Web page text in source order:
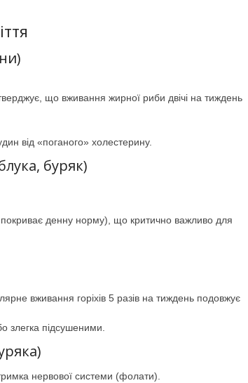
що вживання жирної риби двічі на тиждень
від «поганого» холестерину.
буряк)
покриває денну норму), що критично важливо для
вживання горіхів 5 разів на тиждень подовжує
злегка підсушеними.
нервової системи (фолати).